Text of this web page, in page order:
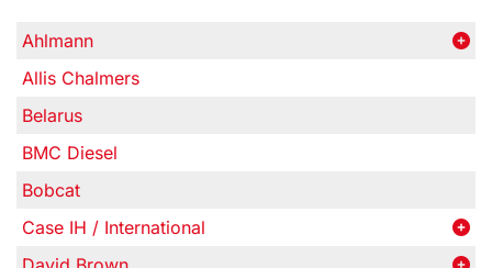
Ahlmann
Allis Chalmers
Belarus
BMC Diesel
Bobcat
Case IH / International